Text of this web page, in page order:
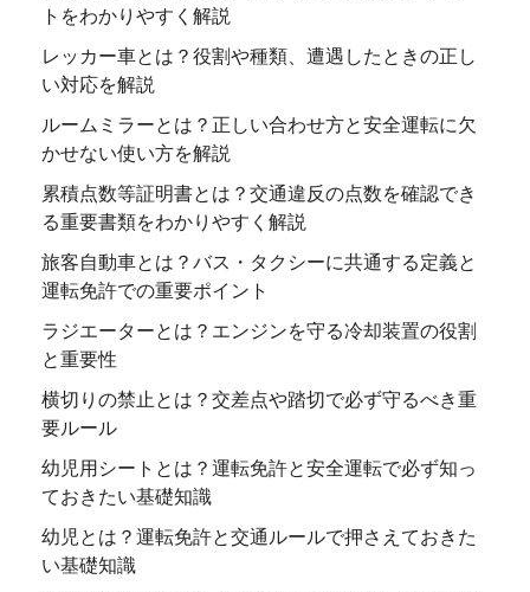
トをわかりやすく解説
レッカー車とは？役割や種類、遭遇したときの正し
い対応を解説
ルームミラーとは？正しい合わせ方と安全運転に欠
かせない使い方を解説
累積点数等証明書とは？交通違反の点数を確認でき
る重要書類をわかりやすく解説
旅客自動車とは？バス・タクシーに共通する定義と
運転免許での重要ポイント
ラジエーターとは？エンジンを守る冷却装置の役割
と重要性
横切りの禁止とは？交差点や踏切で必ず守るべき重
要ルール
幼児用シートとは？運転免許と安全運転で必ず知っ
ておきたい基礎知識
幼児とは？運転免許と交通ルールで押さえておきた
い基礎知識